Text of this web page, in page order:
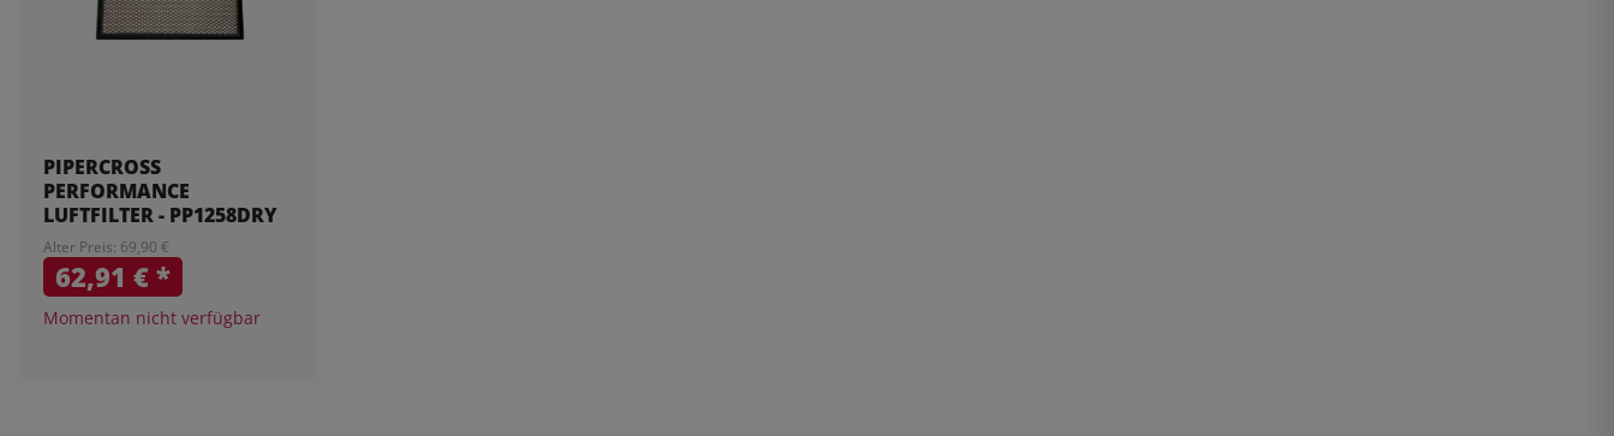
PIPERCROSS
PERFORMANCE
LUFTFILTER - PP1258DRY
Alter Preis: 69,90 €
62,91 €*
Momentan nicht verfügbar